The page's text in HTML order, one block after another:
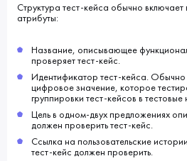
Структура тест-кейса обычно
атрибуты:
Название, описывающее
проверяет тест-кейс.
Идентификатор тест-кейса.
цифровое значение, которое
группировки тест-кейсов в
Цель в одном-двух предложениях
должен проверить тест-кейс.
Ссылка на пользовательские
тест-кейс должен проверить.